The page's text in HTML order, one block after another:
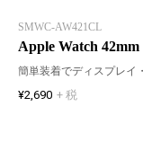
SMWC-AW421CL
Apple Watch
簡単装着でディスプレイ
¥2,690 + 税